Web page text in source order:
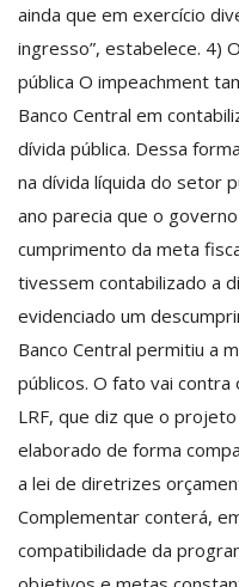
ainda que em exercício
ingresso”, estabelece. 4)
pública O impeachment
Banco Central em
dívida pública. Dessa
na dívida líquida do setor
ano parecia que o
cumprimento da meta
tivessem contabilizado a
evidenciado um
Banco Central permitiu a
públicos. O fato vai
LRF, que diz que o
elaborado de forma
a lei de diretrizes
Complementar conterá,
compatibilidade da